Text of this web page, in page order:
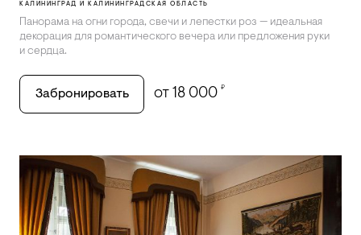
КАЛИНИНГРАД И КАЛИНИНГРАДСКАЯ ОБЛАСТЬ
Панорама на огни города, свечи и лепестки роз — идеальная
декорация для романтического вечера или предложения руки
и сердца.
Забронировать от 18 000 ₽